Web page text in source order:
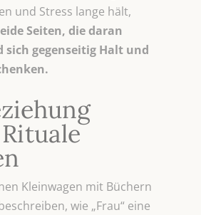
und Stress lange hält,
Seiten, die daran
sich gegenseitig Halt und
Kleinwagen mit Büchern
wie „Frau“ eine